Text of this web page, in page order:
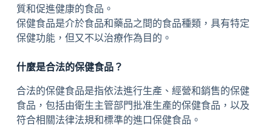
質和促進健康的食品。
保健食品是介於食品和藥品之間的食品種類，具有特定
保健功能，但又不以治療作為目的。
什麼是合法的保健食品？
合法的保健食品是指依法進行生產、經營和銷售的保健
食品，包括由衛生主管部門批准生產的保健食品，以及
符合相關法律法規和標準的進口保健食品。